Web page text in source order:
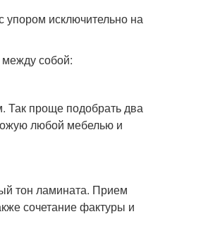
упором исключительно на
собой:
Так проще подобрать два
любой мебелью и
тон ламината. Прием
сочетание фактуры и